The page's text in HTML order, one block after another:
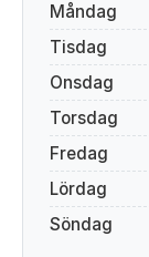
Måndag
Tisdag
Onsdag
Torsdag
Fredag
Lördag
Söndag